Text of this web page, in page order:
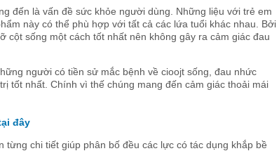
đến là vấn đề sức khỏe người dùng. Những liệu với trẻ em
này có thể phù hợp với tất cả các lứa tuổi khác nhau. Bởi
cột sống một cách tốt nhất nên không gây ra cảm giác đau
người có tiền sử mắc bệnh về cioojt sống, đau nhức
tốt nhất. Chính vì thế chúng mang đến cảm giác thoải mái
đây
từng chi tiết giúp phân bố đều các lực có tác dụng khắp bề